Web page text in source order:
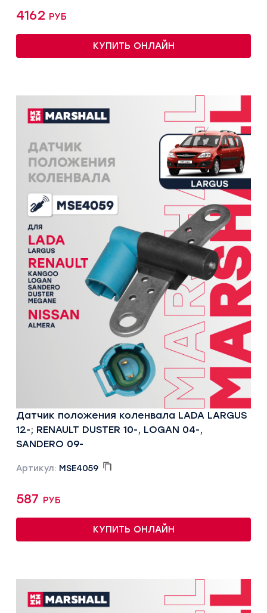
4162 руб
КУПИТЬ ОНЛАЙН
Датчик положения коленвала LADA LARGUS
12-; RENAULT DUSTER 10-, LOGAN 04-,
SANDERO 09-
Артикул: MSE4059
587 руб
КУПИТЬ ОНЛАЙН